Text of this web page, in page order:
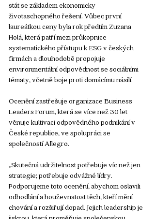
stát se základem ekonomicky
životaschopného řešení. Vůbec první
laureátkou ceny byla rok předtím Zuzana
Holá, která patří mezi průkopnice
systematického přístupu k ESG v českých
firmách a dlouhodobě propojuje
environmentální odpovědnost se sociálními
tématy, včetně boje proti domácímu násilí.
Ocenění zastřešuje organizace Business
Leaders Forum, která se více než 30 let
věnuje kultivaci odpovědného podnikání v
České republice, ve spolupráci se
společností Allegro.
„Skutečná udržitelnost potřebuje víc než jen
strategie; potřebuje odvážné lídry.
Podporujeme toto ocenění, abychom oslavili
odhodlání a houževnatost těch, kteří mění
chování a rozšiřují dopad. Jejich leadership je